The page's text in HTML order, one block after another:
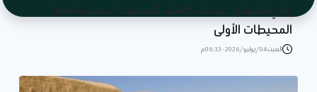
وادي الحيتان، عندما تكشف الصحراء المصرية أسرار
المحيطات الأولى
السبت 04/يوليو/2026 - 06:33 م